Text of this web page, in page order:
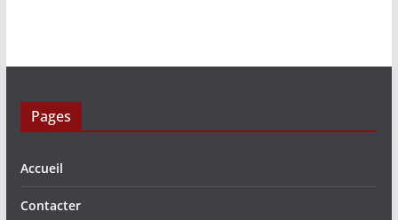
Pages
Accueil
Contacter